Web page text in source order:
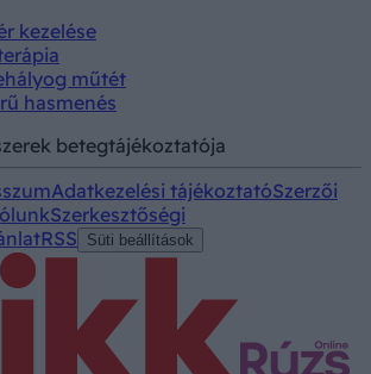
kezelése
műtét
hasmenés
betegtájékoztatója
Adatkezelési tájékoztatóSzerzői
Szerkesztőségi
RSS Süti beállítások